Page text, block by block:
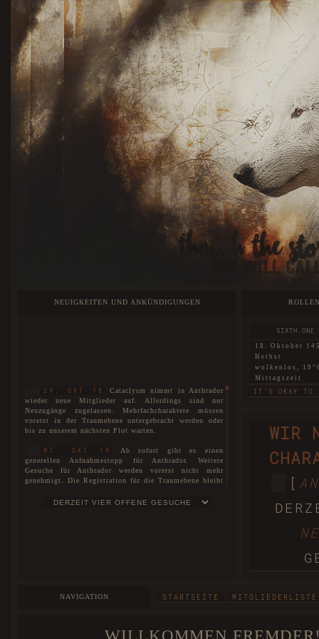
NEUIGKEITEN UND ANKÜNDIGUNGEN
29. OKT 18
Cataclysm nimmt in Anthrador
wieder neue Mitglieder auf. Allerdings sind nur
Neuzugänge zugelassen. Mehrfachcharaktere müssen
vorerst in der Traumebene untergebracht werden oder
bis zu unserem nächsten Plot warten.
07. OKT 18
Ab sofort gibt es einen
generellen Aufnahmestopp für Anthrador. Weitere
Gesuche für Anthrador werden vorerst nicht mehr
genehmigt. Die Registration für die Traumebene bleibt
sich auf unsererWARTELISTEeintragen lassen.
wir begrüßen offiziell unsere Neuzugänge und heißen
Das Forum wurde im Zuge der
18. Oktober
Herbst
wolkenlos,
Mittagszeit
IT'S OKAY TO
18. Oktober
nebelig, 6°C
THIS LAND
wolkenlos,
BEGGARS
18. Oktober
WIR
[
NAVIGATION STARTSEITE MITGLIEDERLISTE